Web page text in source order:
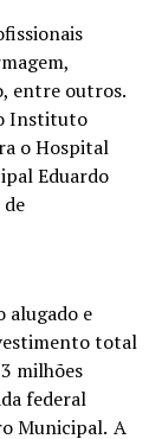
entre outros.
Instituto
o Hospital
Eduardo
alugado e
total
milhões
federal
Municipal. A